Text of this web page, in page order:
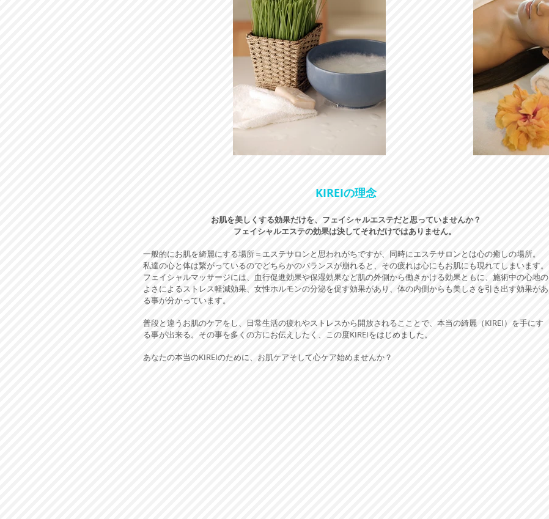
KIREIの理念
お肌を美しくする効果だけを、フェイシャルエステだと思っていませんか？
フェイシャルエステの効果は決してそれだけではありません。
一般的にお肌を綺麗にする場所＝エステサロンと思われがちですが、同時にエステサロンとは心の癒しの場所。
私達の心と体は繋がっているのでどちらかのバランスが崩れると、その疲れは心にもお肌にも現れてしまいます。
フェイシャルマッサージには、血行促進効果や保湿効果など肌の外側から働きかける効果ともに、施術中の心地の
よさによるストレス軽減効果、女性ホルモンの分泌を促す効果があり、体の内側からも美しさを引き出す効果があ
る事が分かっています。
普段と違うお肌のケアをし、日常生活の疲れやストレスから開放されるこことで、本当の綺麗（KIREI）を手にす
る事が出来る。その事を多くの方にお伝えしたく、この度KIREIをはじめました。
あなたの本当のKIREIのために、お肌ケアそして心ケア始めませんか？